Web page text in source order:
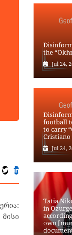
the
Jul 24,
football
to carry
Cristiano
Jul 24,
Tatia
in
own